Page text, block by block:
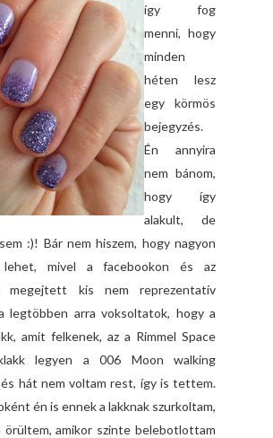
így fog
menni, hogy
minden
héten lesz
egy körmös
bejegyzés.
Én annyira
nem bánom,
hogy így
alakult, de
:)! Bár nem hiszem, hogy nagyon
lehet, mivel a facebookon és az
megejtett kis nem reprezentatív
legtöbben arra voksoltatok, hogy a
amit felkenek, az a Rimmel Space
legyen a 006 Moon walking
és hát nem voltam rest, így is tettem.
én is ennek a lakknak szurkoltam,
örültem, amikor szinte belebotlottam